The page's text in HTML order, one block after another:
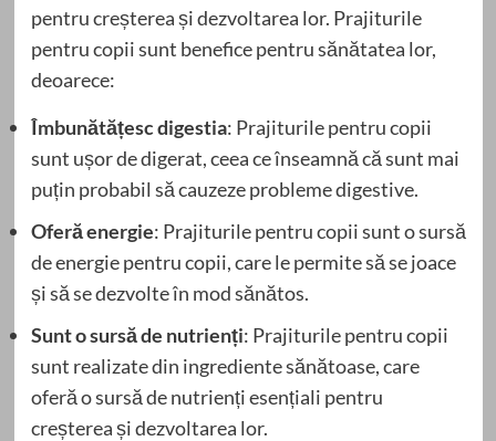
pentru creșterea și dezvoltarea lor. Prajiturile
pentru copii sunt benefice pentru sănătatea lor,
deoarece:
Îmbunătățesc digestia: Prajiturile pentru copii
sunt ușor de digerat, ceea ce înseamnă că sunt mai
puțin probabil să cauzeze probleme digestive.
Oferă energie: Prajiturile pentru copii sunt o sursă
de energie pentru copii, care le permite să se joace
și să se dezvolte în mod sănătos.
Sunt o sursă de nutrienți: Prajiturile pentru copii
sunt realizate din ingrediente sănătoase, care
oferă o sursă de nutrienți esențiali pentru
creșterea și dezvoltarea lor.